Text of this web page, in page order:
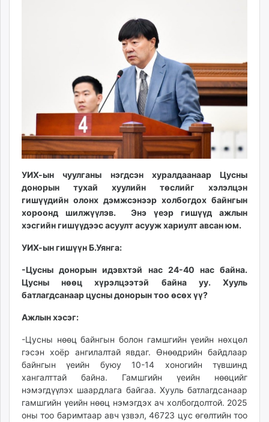
ergelt.mn
zarig.mn
today.mn
zuv.mn
mminfo.mn
ugluu.mn
urlag.mn
unen.mn
shudarga.mn
shuurhai.mn
unuudur.mn
isee.mn
itoim.mn
tumen.mn
shuum.mn
tvmongolia.mn
mass.mn
УИХ-ын чуулганы нэгдсэн хуралдаанаар Цусны
донорын тухай хуулийн төслийг хэлэлцэн
гишүүдийн олонх дэмжсэнээр холбогдох байнгын
хороонд шилжүүлэв. Энэ үеэр гишүүд ажлын
хэсгийн гишүүдээс асуулт асууж хариулт авсан юм.
УИХ-ын гишүүн Б.Уянга:
-Цусны донорын идэвхтэй нас 24-40 нас байна.
Цусны нөөц хүрэлцээтэй байна уу. Хууль
батлагдсанаар цусны донорын тоо өсөх үү?
Ажлын хэсэг:
-Цусны нөөц байнгын болон гамшгийн үеийн нөхцөл
гэсэн хоёр ангилалтай явдаг. Өнөөдрийн байдлаар
байнгын үеийн буюу 10-14 хоногийн түвшинд
хангалттай байна. Гамшгийн үеийн нөөцийг
нэмэгдүүлэх шаардлага байгаа. Хууль батлагдсанаар
гамшгийн үеийн нөөц нэмэгдэх ач холбогдолтой. 2025
оны тоо баримтаар авч үзвэл, 46723 цус өгөлтийн тоо